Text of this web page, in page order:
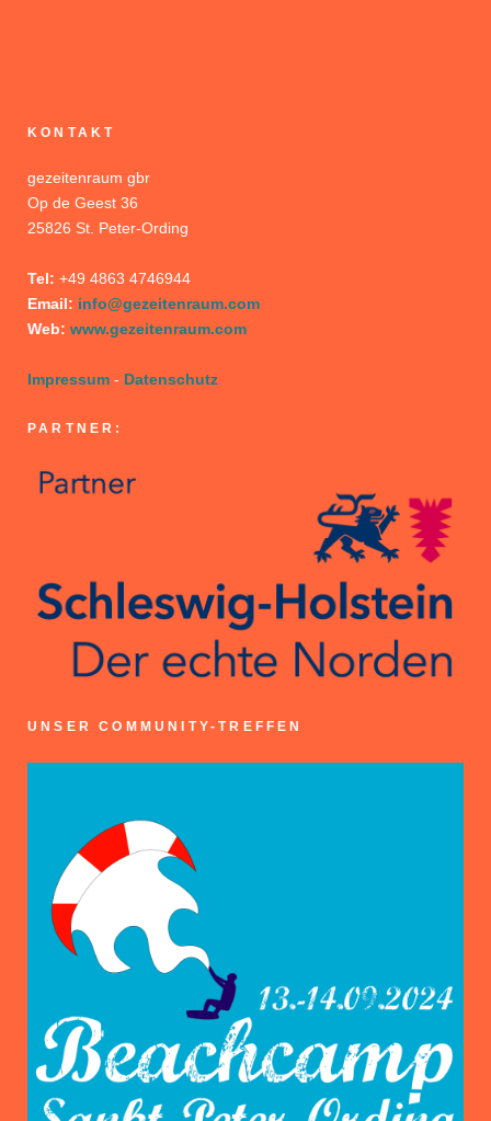
KONTAKT
gezeitenraum gbr
Op de Geest 36
25826 St. Peter-Ording
Tel: +49 4863 4746944
Email: info@gezeitenraum.com
Web: www.gezeitenraum.com
Impressum - Datenschutz
PARTNER:
UNSER COMMUNITY-TREFFEN